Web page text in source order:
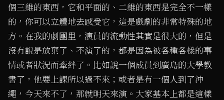
個三維的東西，它和平面的、二維的東西是完全不一樣
的，你可以立體地去感受它，這是戲劇的非常特殊的地
方。在我的劇團里，演員的流動性其實是很大的，但是
沒有說是放棄了、不演了的，都是因為被各種各樣的事
情或者狀況而牽絆了。比如說一個成員到廣島的大學教
書了，他要上課所以過不來；或者是有一個人到了沖
繩，今天來不了，那就明天來演。大家基本上都是這樣